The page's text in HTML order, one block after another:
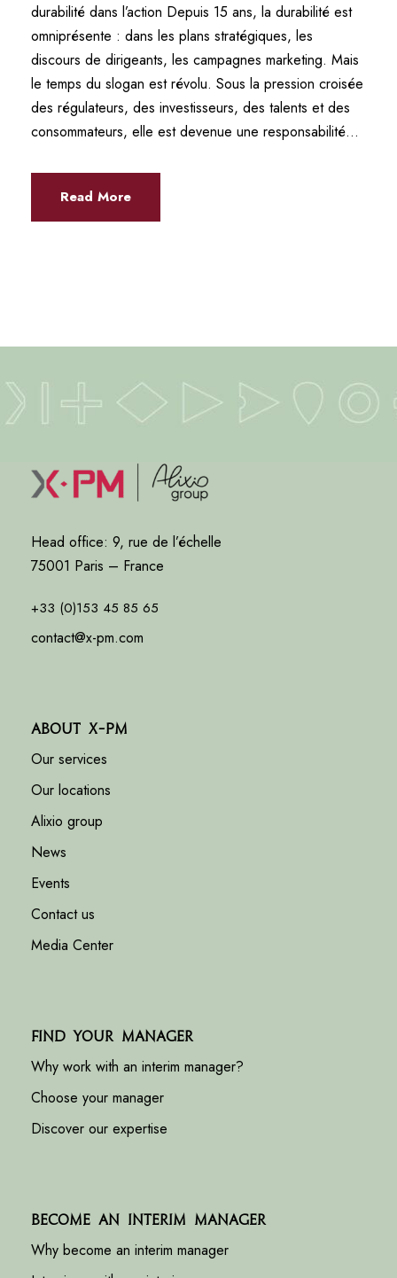
durabilité dans l’action Depuis 15 ans, la durabilité est
omniprésente : dans les plans stratégiques, les
discours de dirigeants, les campagnes marketing. Mais
le temps du slogan est révolu. Sous la pression croisée
des régulateurs, des investisseurs, des talents et des
consommateurs, elle est devenue une responsabilité...
Read More
Head office: 9, rue de l’échelle
75001 Paris – France
+33 (0)153 45 85 65
contact@x-pm.com
About X-PM
Our services
Our locations
Alixio group
News
Events
Contact us
Media Center
Find your manager
Why work with an interim manager?
Choose your manager
Discover our expertise
Become an interim manager
Why become an interim manager